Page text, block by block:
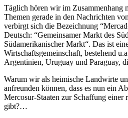
Täglich hören wir im Zusammenhang
Themen gerade in den Nachrichten
verbirgt sich die Bezeichnung
Deutsch: “Gemeinsamer Markt des
Südamerikanischer Markt“. Das ist
Wirtschaftsgemeinschaft, bestehend
Argentinien, Uruguay und Paraguay,
Warum wir als heimische Landwirte
anfreunden können, dass es nun ein
Mercosur-Staaten zur Schaffung einer
gibt?…